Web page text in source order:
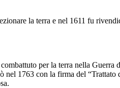
la terra e nel 1611 fu
per la terra nella Guerra
nel 1763 con la firma del “Trattato